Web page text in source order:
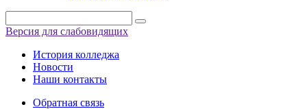
Версия для слабовидящих
История колледжа
Новости
Наши контакты
Обратная связь